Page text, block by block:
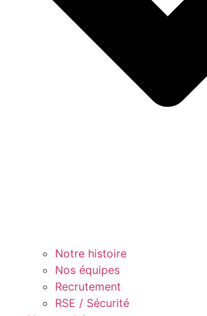
Notre histoire
Nos équipes
Recrutement
RSE / Sécurité